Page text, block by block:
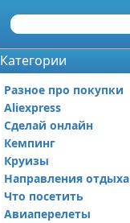
Категории
Разное про покупки
Aliexpress
Сделай онлайн
Кемпинг
Круизы
Направления отдыха
Что посетить
Авиаперелеты